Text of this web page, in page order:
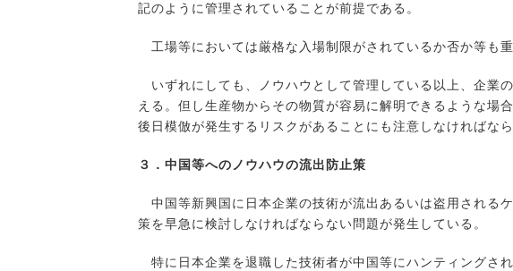
記のように管理されていることが前提である。
工場等においては厳格な入場制限がされているか否か等も重
いずれにしても、ノウハウとして管理している以上、企業
える。但し生産物からその物質が容易に解明できるような場
後日模倣が発生するリスクがあることにも注意しなければなら
３．中国等へのノウハウの流出防止策
中国等新興国に日本企業の技術が流出あるいは盗用される
策を早急に検討しなければならない問題が発生している。
特に日本企業を退職した技術者が中国等にハンティングさ